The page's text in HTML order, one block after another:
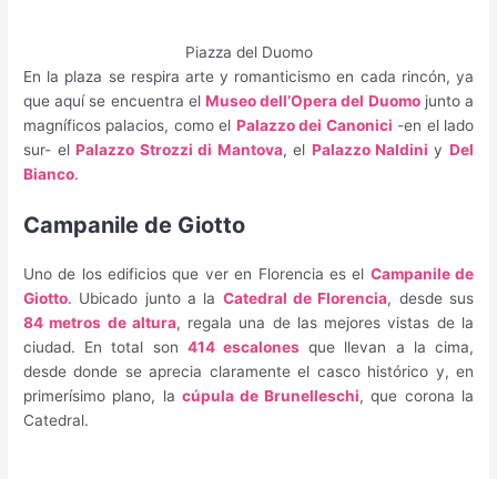
Piazza del Duomo
En la plaza se respira arte y romanticismo en cada rincón, ya
que aquí se encuentra el Museo dell’Opera del Duomojunto a
magníficos palacios, como el Palazzo dei Canonici -en el lado
sur- elPalazzo Strozzi di Mantova, el Palazzo Naldini y Del
Bianco.
Campanile de Giotto
Uno de los edificios que ver en Florencia es el Campanile de
Giotto. Ubicado junto a la Catedral de Florencia, desde sus
84 metros de altura, regala una de las mejores vistas de la
ciudad. En total son 414 escalones que llevan a la cima,
desde donde se aprecia claramente el casco histórico y, en
primerísimo plano, la cúpula de Brunelleschi, que corona la
Catedral.